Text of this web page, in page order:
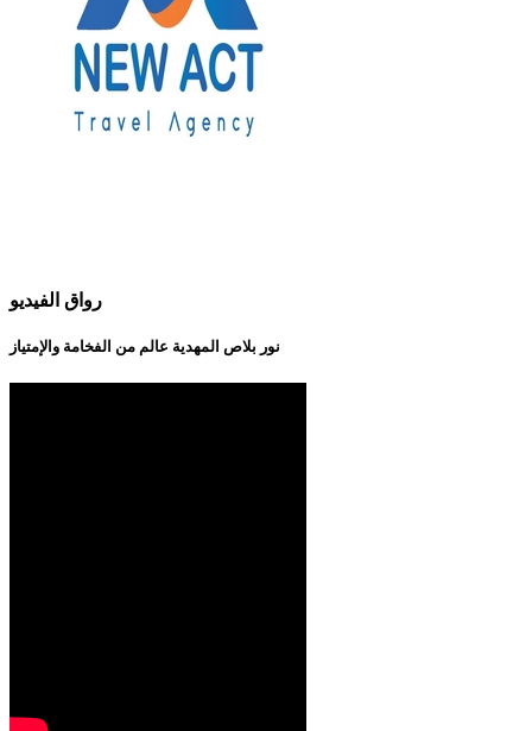
رواق الفيديو
نور بلاص المهدية عالم من الفخامة والإمتياز